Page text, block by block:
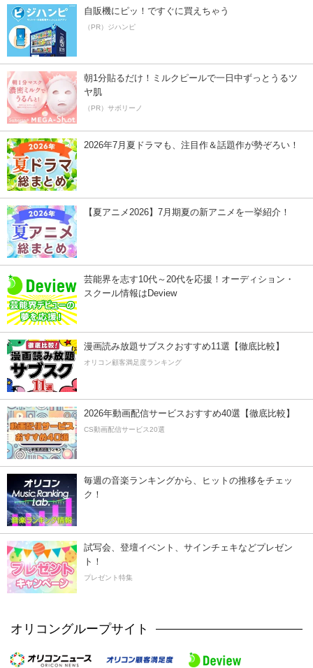
自販機にピッ！ですぐに買えちゃう
（PR）ジハンピ
朝1分貼るだけ！ミルクピールで一日中ずっとうるツ
ヤ肌
（PR）サボリーノ
2026年7月夏ドラマも、注目作＆話題作が勢ぞろい！
【夏アニメ2026】7月期夏の新アニメを一挙紹介！
芸能界を志す10代～20代を応援！オーディション・
スクール情報はDeview
漫画読み放題サブスクおすすめ11選【徹底比較】
オリコン顧客満足度ランキング
2026年動画配信サービスおすすめ40選【徹底比較】
CS動画配信サービス20選
毎週の音楽ランキングから、ヒットの推移をチェッ
ク！
試写会、登壇イベント、サインチェキなどプレゼン
ト！
プレゼント特集
オリコングループサイト